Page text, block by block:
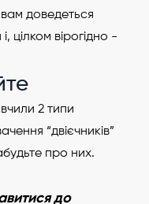
доведеться
цілком вірогідно -
2 типи
“двієчників”
про них.
до